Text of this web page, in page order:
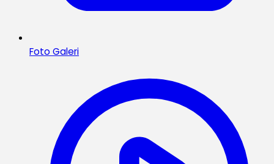
Foto Galeri